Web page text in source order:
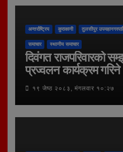
अन्तर्राष्ट्रिय कुराकानी तुलसीपुर
समाचार स्थानीय समाचार
दिवंगत राजपरिवारको
प्रज्वलन कार्यक्रम गरिने
१९ जेष्ठ २०८३, मंगलवार १०:२७